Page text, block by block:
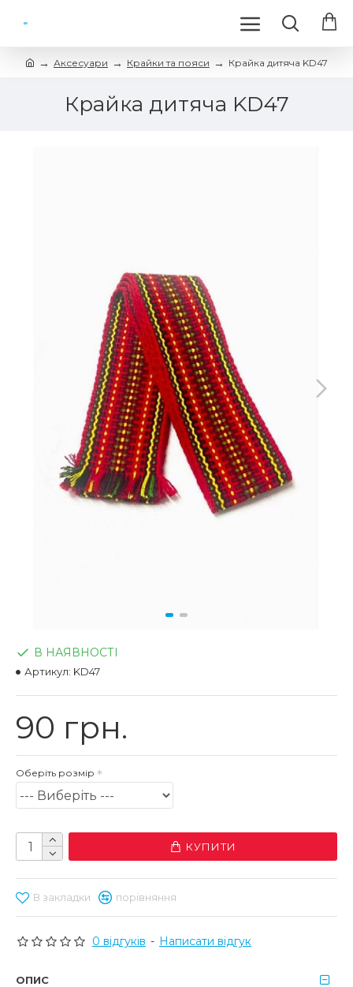
Аксесуари Крайки та пояси Крайка дитяча KD47
Крайка дитяча KD47
0 відгуків - Написати відгук
90 грн.
В НАЯВНОСТІ
Артикул: KD47
Оберіть розмір
КУПИТИ
В закладки порівняння
ОПИС